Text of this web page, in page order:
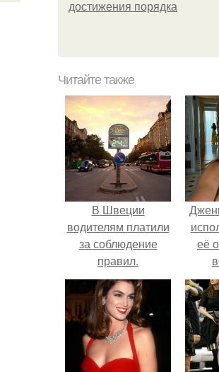
достижения порядка
Читайте также
В Швеции
водителям платили
за соблюдение
правил.
её